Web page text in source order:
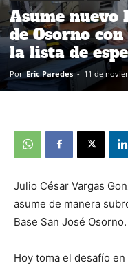
Asume nuevo
de Osorno
la lista de
Por Eric Paredes - 11 de
Julio César Vargas
asume de manera
Base San José Osorno.
Hoy toma el desafío